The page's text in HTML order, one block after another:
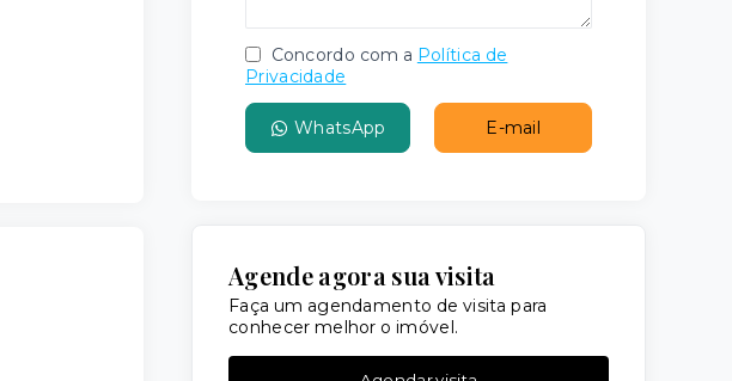
Concordo com a Política de
Privacidade
WhatsApp E-mail
Agende agora sua visita
Faça um agendamento de visita para
conhecer melhor o imóvel.